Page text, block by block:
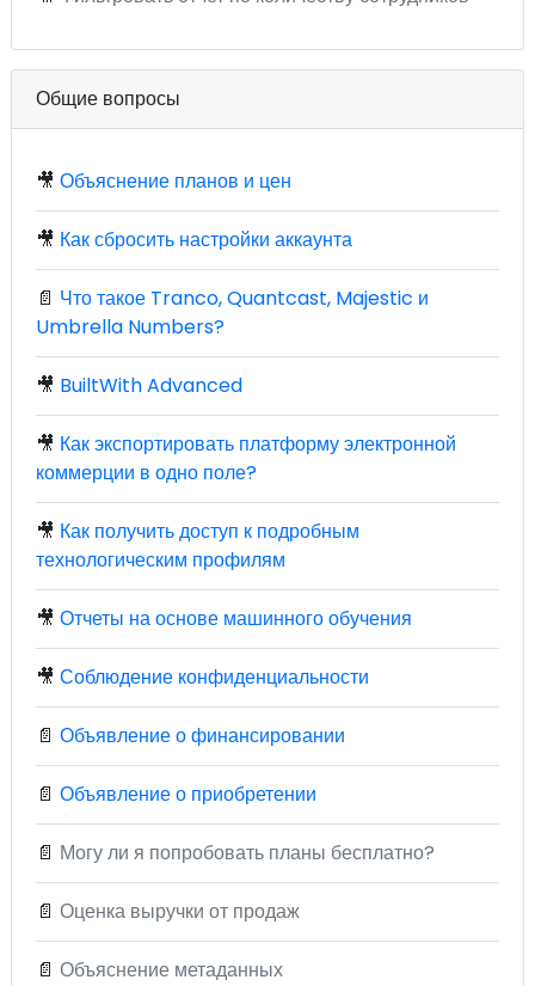
Общие вопросы
🎥 Объяснение планов и цен
🎥 Как сбросить настройки аккаунта
📄 Что такое Tranco, Quantcast, Majestic и
Umbrella Numbers?
🎥 BuiltWith Advanced
🎥 Как экспортировать платформу электронной
коммерции в одно поле?
🎥 Как получить доступ к подробным
технологическим профилям
🎥 Отчеты на основе машинного обучения
🎥 Соблюдение конфиденциальности
📄 Объявление о финансировании
📄 Объявление о приобретении
📄 Могу ли я попробовать планы бесплатно?
📄 Оценка выручки от продаж
📄 Объяснение метаданных